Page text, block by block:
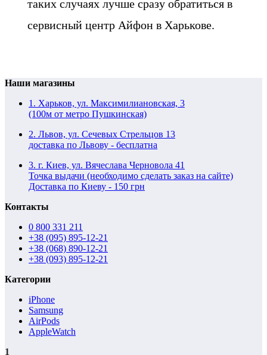
таких случаях лучше сразу обратиться в
сервисный центр Айфон в Харькове.
Наши магазины
1. Харьков, ул. Максимилиановская, 3
(100м от метро Пушкинская)
2. Львов, ул. Сечевых Стрельцов 13
доставка по Львову - бесплатна
3. г. Киев, ул. Вячеслава Черновола 41
Точка выдачи (необходимо сделать заказ на сайте)
Доставка по Киеву - 150 грн
Контакты
0 800 331 211
+38 (095) 895-12-21
+38 (068) 890-12-21
+38 (093) 895-12-21
Категории
iPhone
Samsung
AirPods
AppleWatch
1